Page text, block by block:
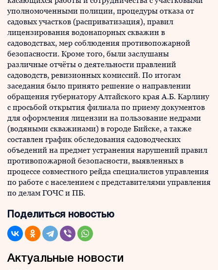
уполномоченными полиции, процедуры отказа от
садовых участков (расприватизация), правил
лицензирования водонапорных скважин в
садоводствах, мер соблюдения противопожарной
безопасности. Кроме того, были заслушаны
различные отчёты о деятельности правлений
садоводств, ревизионных комиссий. По итогам
заседания было принято решение о направлении
обращения губернатору Алтайского края А.Б. Карлину
с просьбой открытия филиала по приему документов
для оформления лицензии на пользование недрами
(водяными скважинами) в городе Бийске, а также
составлен график обследования садоводческих
объедений на предмет устранения нарушений правил
противопожарной безопасности, выявленных в
процессе совместного рейда специалистов управления
по работе с населением с представителями управления
по делам ГОЧС и ПБ.
Поделиться новостью
Актуальные новости